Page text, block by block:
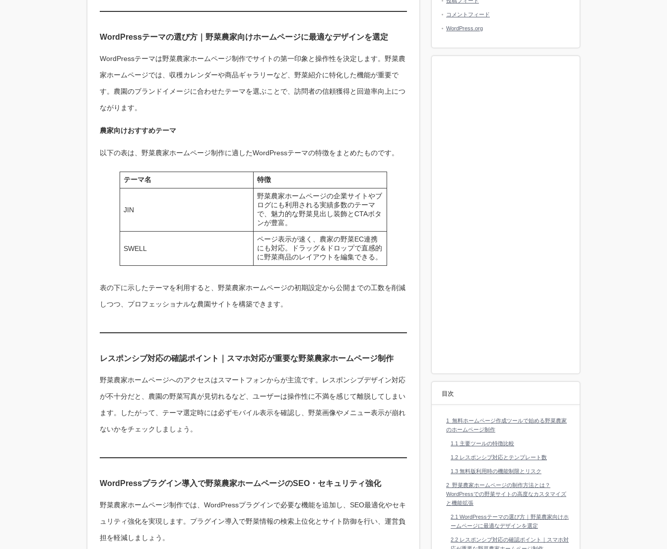
WordPressテーマの選び方｜野菜農家向けホームページに最適なデザインを選定
WordPressテーマは野菜農家ホームページ制作でサイトの第一印象と操作性を決定します。野菜農
家ホームページでは、収穫カレンダーや商品ギャラリーなど、野菜紹介に特化した機能が重要で
す。農園のブランドイメージに合わせたテーマを選ぶことで、訪問者の信頼獲得と回遊率向上につ
ながります。
農家向けおすすめテーマ
以下の表は、野菜農家ホームページ制作に適したWordPressテーマの特徴をまとめたものです。
テーマ名 特徴
JIN
野菜農家ホームページの企業サイトやブ
ログにも利用される実績多数のテーマ
で、魅力的な野菜見出し装飾とCTAボタ
ンが豊富。
SWELL
ページ表示が速く、農家の野菜EC連携
にも対応。ドラッグ＆ドロップで直感的
に野菜商品のレイアウトを編集できる。
表の下に示したテーマを利用すると、野菜農家ホームページの初期設定から公開までの工数を削減
しつつ、プロフェッショナルな農園サイトを構築できます。
レスポンシブ対応の確認ポイント｜スマホ対応が重要な野菜農家ホームページ制作
野菜農家ホームページへのアクセスはスマートフォンからが主流です。レスポンシブデザイン対応
が不十分だと、農園の野菜写真が見切れるなど、ユーザーは操作性に不満を感じて離脱してしまい
ます。したがって、テーマ選定時には必ずモバイル表示を確認し、野菜画像やメニュー表示が崩れ
ないかをチェックしましょう。
WordPressプラグイン導入で野菜農家ホームページのSEO・セキュリティ強化
野菜農家ホームページ制作では、WordPressプラグインで必要な機能を追加し、SEO最適化やセキ
ュリティ強化を実現します。プラグイン導入で野菜情報の検索上位化とサイト防御を行い、運営負
担を軽減しましょう。
コメントフィード
WordPress.org
目次
1
無料ホームページ作成ツールで始める野菜農家
のホームページ制作
1.1 主要ツールの特徴比較
1.2 レスポンシブ対応とテンプレート数
1.3 無料版利用時の機能制限とリスク
2 野菜農家ホームページの制作方法とは？
WordPressでの野菜サイトの高度なカスタマイズ
と機能拡張
2.1 WordPressテーマの選び方｜野菜農家向けホ
ームページに最適なデザインを選定
2.2 レスポンシブ対応の確認ポイント｜スマホ対